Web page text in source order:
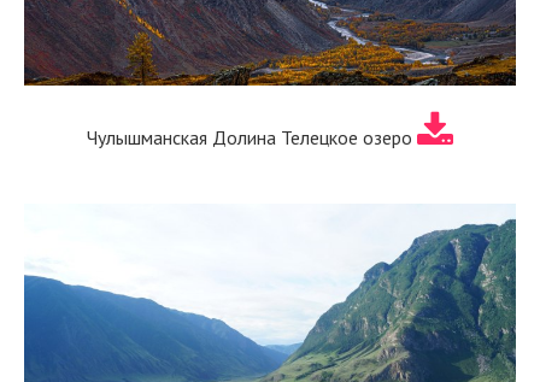
Чулышманская Долина Телецкое озеро